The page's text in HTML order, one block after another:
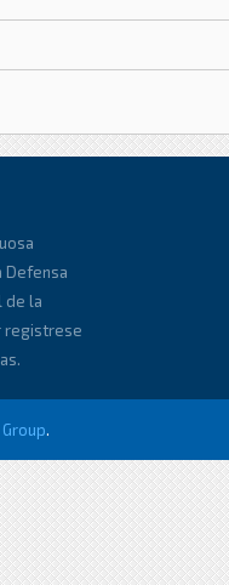
Defensa
de la
registrese
.